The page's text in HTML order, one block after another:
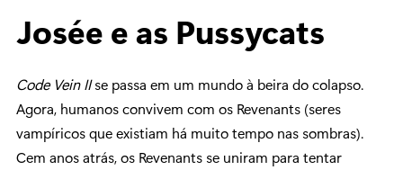
Josée e as Pussycats
Code Vein IIse passa em um mundo à beira do colapso.
Agora, humanos convivem com os Revenants (seres
vampíricos que existiam há muito tempo nas sombras).
Cem anos atrás, os Revenants se uniram para tentar